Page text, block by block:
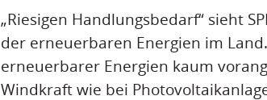
„Riesigen Handlungsbedarf“ sieht
der erneuerbaren Energien im
erneuerbarer Energien kaum
Windkraft wie bei